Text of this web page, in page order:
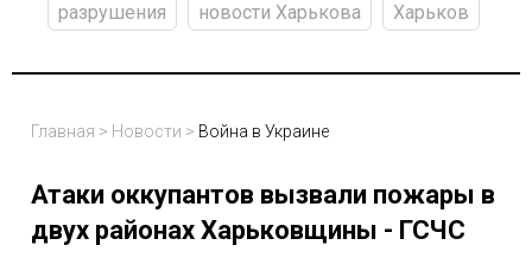
разрушения
новости Харькова Харьков
Главная > Новости > Война в Украине
Атаки оккупантов вызвали пожары в
двух районах Харьковщины - ГСЧС